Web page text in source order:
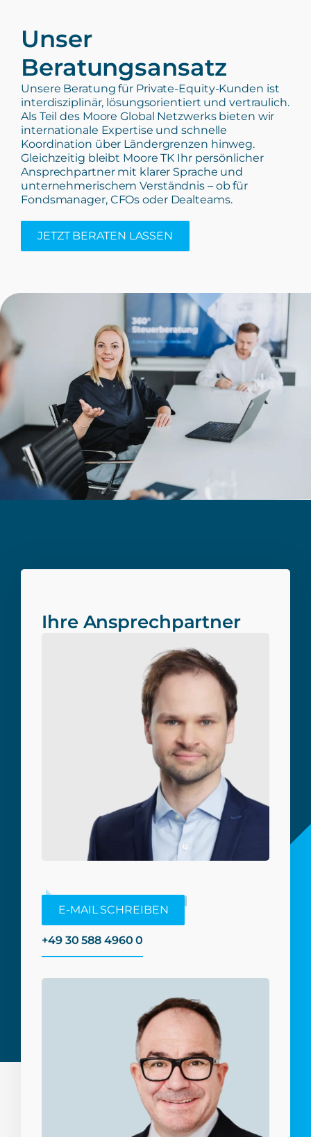
Unser
Beratungsansatz
Unsere Beratung für Private-Equity-Kunden ist
interdisziplinär, lösungsorientiert und vertraulich.
Als Teil des Moore Global Netzwerks bieten wir
internationale Expertise und schnelle
Koordination über Ländergrenzen hinweg.
Gleichzeitig bleibt Moore TK Ihr persönlicher
Ansprechpartner mit klarer Sprache und
unternehmerischem Verständnis – ob für
Fondsmanager, CFOs oder Dealteams.
JETZT BERATEN LASSEN
Ihre Ansprechpartner
E-MAIL SCHREIBEN
+49 30 588 4960 0